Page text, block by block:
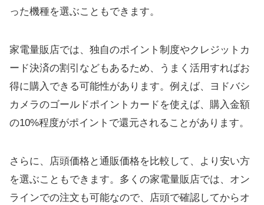
った機種を選ぶこともできます。
家電量販店では、独自のポイント制度やクレジットカ
ード決済の割引などもあるため、うまく活用すればお
得に購入できる可能性があります。例えば、ヨドバシ
カメラのゴールドポイントカードを使えば、購入金額
の10%程度がポイントで還元されることがあります。
さらに、店頭価格と通販価格を比較して、より安い方
を選ぶこともできます。多くの家電量販店では、オン
ラインでの注文も可能なので、店頭で確認してからオ